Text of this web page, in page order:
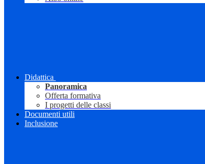
Didattica
Panoramica
Offerta formativa
I progetti delle classi
Documenti utili
Inclusione